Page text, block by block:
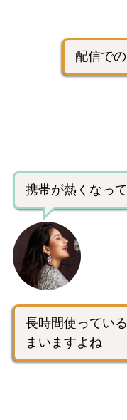
配信で
携帯が熱くなっ
長時間使ってい
まいますよね